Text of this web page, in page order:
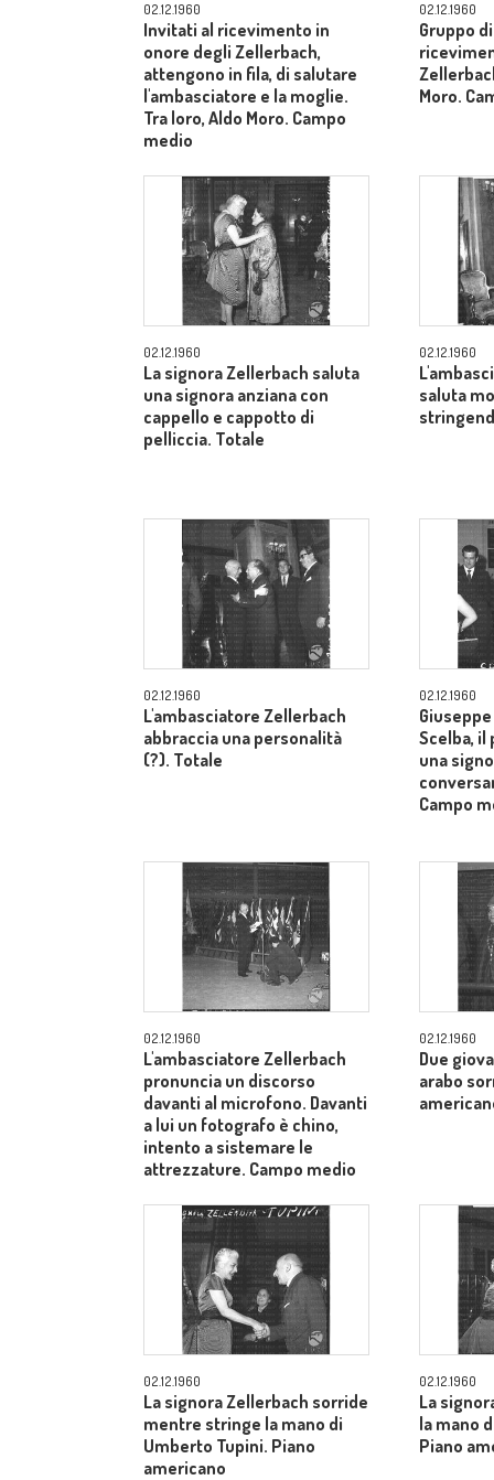
02.12.1960
Invitati al ricevimento in
onore degli Zellerbach,
attengono in fila, di salutare
l'ambasciatore e la moglie.
Tra loro, Aldo Moro. Campo
medio
02.12.1960
Gruppo
Moro.
02.12.1960
La signora Zellerbach saluta
una signora anziana con
cappello e cappotto di
pelliccia. Totale
02.12.1960
saluta
02.12.1960
L'ambasciatore Zellerbach
abbraccia una personalità
(?). Totale
02.12.1960
Scelba,
una
Campo
02.12.1960
L'ambasciatore Zellerbach
pronuncia un discorso
davanti al microfono. Davanti
a lui un fotografo è chino,
intento a sistemare le
attrezzature. Campo medio
02.12.1960
Due
arabo
02.12.1960
La signora Zellerbach sorride
mentre stringe la mano di
Umberto Tupini. Piano
americano
02.12.1960
La
la mano
Piano